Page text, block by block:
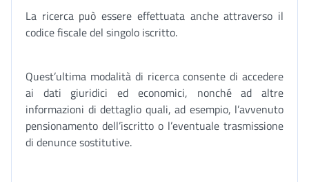
La ricerca può essere effettuata anche attraverso il
codice fiscale del singolo iscritto.
Quest’ultima modalità di ricerca consente di accedere
ai dati giuridici ed economici, nonché ad altre
informazioni di dettaglio quali, ad esempio, l’avvenuto
pensionamento dell’iscritto o l’eventuale trasmissione
di denunce sostitutive.